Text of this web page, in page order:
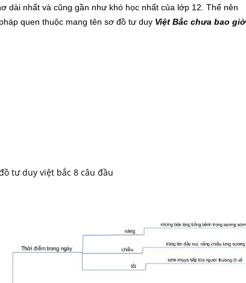
dài nhất và cũng gần như khó học nhất của lớp 12. Thế nên
quen thuộc mang tên sơ đồ tư duy Việt Bắc chưa bao giờ
tư duy việt bắc 8 câu đầu